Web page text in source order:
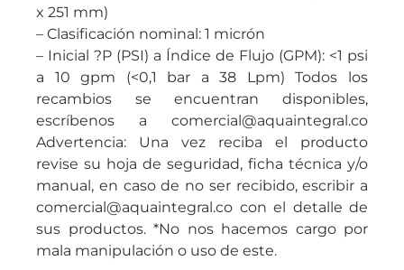
x 251 mm)
– Clasificación nominal: 1 micrón
– Inicial ?P (PSI) a Índice de Flujo (GPM): <1 psi
a 10 gpm (<0,1 bar a 38 Lpm) Todos los
recambios se encuentran disponibles,
escríbenos a comercial@aquaintegral.co
Advertencia: Una vez reciba el producto
revise su hoja de seguridad, ficha técnica y/o
manual, en caso de no ser recibido, escribir a
comercial@aquaintegral.co con el detalle de
sus productos. *No nos hacemos cargo por
mala manipulación o uso de este.